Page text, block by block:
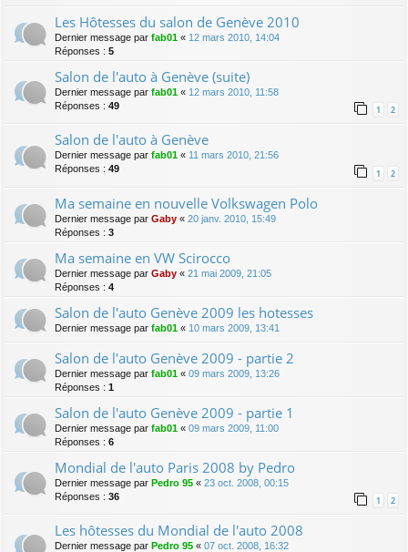
Les Hôtesses du salon de Genève 2010
Dernier message par fab01 « 12 mars 2010, 14:04
Réponses : 5
Salon de l'auto à Genève (suite)
Dernier message par fab01 « 12 mars 2010, 11:58
Réponses : 49 1 2
Salon de l'auto à Genève
Dernier message par fab01 « 11 mars 2010, 21:56
Réponses : 49 1 2
Ma semaine en nouvelle Volkswagen Polo
Dernier message par Gaby « 20 janv. 2010, 15:49
Réponses : 3
Ma semaine en VW Scirocco
Dernier message par Gaby « 21 mai 2009, 21:05
Réponses : 4
Salon de l'auto Genève 2009 les hotesses
Dernier message par fab01 « 10 mars 2009, 13:41
Salon de l'auto Genève 2009 - partie 2
Dernier message par fab01 « 09 mars 2009, 13:26
Réponses : 1
Salon de l'auto Genève 2009 - partie 1
Dernier message par fab01 « 09 mars 2009, 11:00
Réponses : 6
Mondial de l'auto Paris 2008 by Pedro
Dernier message par Pedro 95 « 23 oct. 2008, 00:15
Réponses : 36 1 2
Les hôtesses du Mondial de l'auto 2008
Dernier message par Pedro 95 « 07 oct. 2008, 16:32